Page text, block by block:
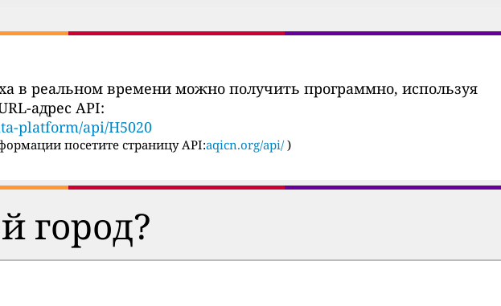
в реальном времени можно получить программно, используя
адрес API:
platform/api/H5020
посетите страницу API:aqicn.org/api/ )
город?